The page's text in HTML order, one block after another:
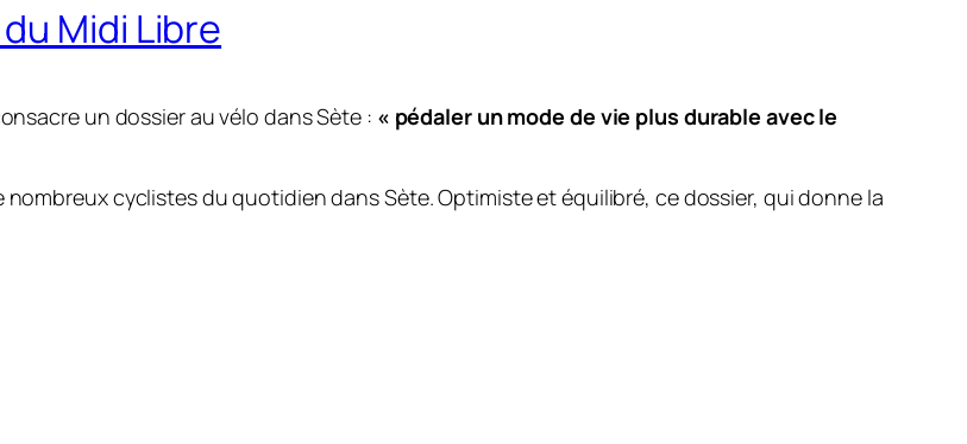
Midi Libre
un dossier au vélo dans Sète : « pédaler un mode de vie plus durable avec le
cyclistes du quotidien dans Sète. Optimiste et équilibré, ce dossier, qui donne la